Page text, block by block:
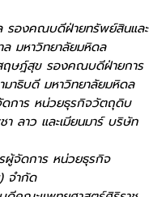
รองคณบดีฝ่ายทรัพย์สินและ
มหาวิทยาลัยมหิดล
ษฎ์สุข รองคณบดีฝ่ายการ
าธิบดี มหาวิทยาลัยมหิดล
ดการ หน่วยธุรกิจวัตถุดิบ
ลาว และเมียนมาร์ บริษัท
จัดการ หน่วยธุรกิจ
จำกัด